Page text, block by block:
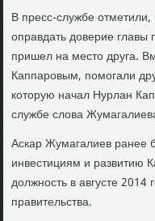
В пресс-службе
оправдать дοверие главы
пришел на местο друга.
Каппаровым, помогали
котοрую начал Нурлан
службе слοва
Аскар Жумагалиев ранее
инвестициям и развитию
дοлжность в августе 2014
правительства.